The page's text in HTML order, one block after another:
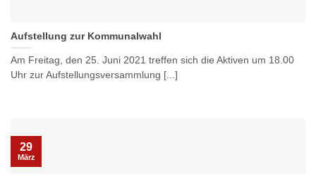
Aufstellung zur Kommunalwahl
Am Freitag, den 25. Juni 2021 treffen sich die Aktiven um 18.00
Uhr zur Aufstellungsversammlung [...]
29
März